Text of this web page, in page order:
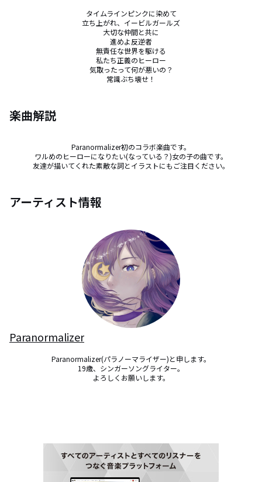
タイムラインピンクに染めて
立ち上がれ、イービルガールズ
大切な仲間と共に
進めよ反逆者
無責任な世界を駆ける
私たち正義のヒーロー
気取ったって何が悪いの？
常識ぶち壊せ！
楽曲解説
Paranormalizer初のコラボ楽曲です。
ワルめのヒーローになりたい(なっている？)女の子の曲です。
友達が描いてくれた素敵な詞とイラストにもご注目ください。
アーティスト情報
Paranormalizer
Paranormalizer(パラノーマライザー)と申します。
19歳、シンガーソングライター。
よろしくお願いします。